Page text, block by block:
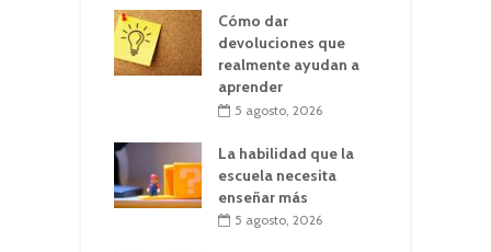
Cómo dar
devoluciones que
realmente ayudan a
aprender
5 agosto, 2026
La habilidad que la
escuela necesita
enseñar más
5 agosto, 2026